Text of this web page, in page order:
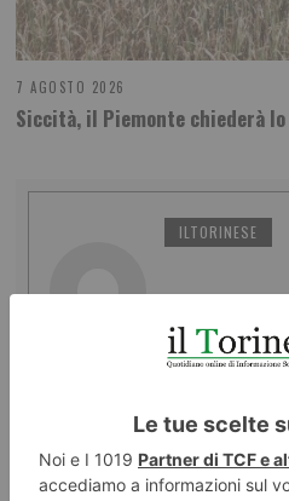
7 AGOSTO 2026
Siccità, il Piemonte chiederà
ILTORINESE